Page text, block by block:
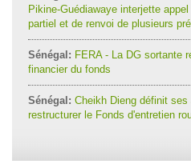
Pikine-Guédiawaye interjette
partiel et de renvoi de plusieurs
Sénégal: FERA - La DG sortante
financier du fonds
Sénégal: Cheikh Dieng définit
restructurer le Fonds d'entretien